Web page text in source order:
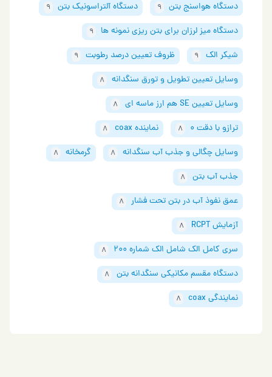
دستگاه هواسنج بتن 9 دستگاه آلتراسونیک بتن 9
دستگاه میز لرزان برای بتن ریزی نمونه ها 9
شیکر الک 9 ظروف تعیین درصد رطوبت 9
وسایل تعیین تطویل و تورق سنگدانه 8
وسایل تعیین SE هم ارز ماسه ای 8
ترازو با دقت 0 8 نماينده coax 8
وسایل چگالی و جذب آب سنگدانه 8 گرمخانه 8
جذب آب بتن 8
عمق نفوذ آب در بتن تحت فشار 8
آزمایش RCPT 8
سری کامل الک شامل الک شماره 200 8
دستگاه مقسم مکانیکی سنگدانه بتن 8
نمايندگي coax 8